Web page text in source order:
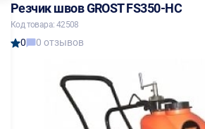
Резчик швов GROST FS350-HC
Код товара: 42508
0 0 отзывов